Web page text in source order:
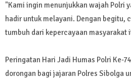
"Kami ingin menunjukkan wajah Polri
hadir untuk melayani. Dengan begitu,
tumbuh dari kepercayaan masyarakat
Peringatan Hari Jadi Humas Polri Ke-
dorongan bagi jajaran Polres Sibolga